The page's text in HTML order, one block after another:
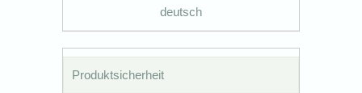
deutsch
Produktsicherheit